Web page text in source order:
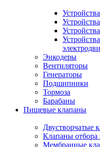
Энкодеры
Вентиляторы
Генераторы
Подшипники
Тормоза
Барабаны
Пищевые клапаны
Двустворчатые
Клапаны отбора
Мембранные